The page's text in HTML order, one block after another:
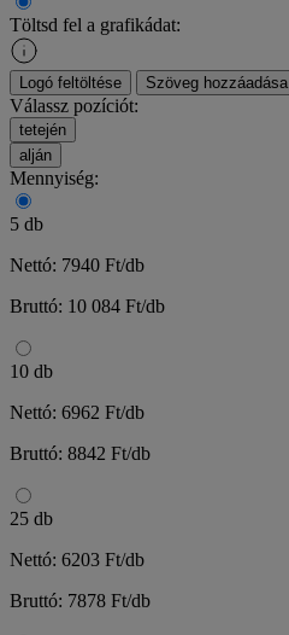
Töltsd fel a grafikádat:
Logó feltöltése Szöveg hozzáadása
Válassz pozíciót:
tetején
alján
Mennyiség:
5 db
Nettó: 7940 Ft/db
Bruttó: 10 084 Ft/db
10 db
Nettó: 6962 Ft/db
Bruttó: 8842 Ft/db
25 db
Nettó: 6203 Ft/db
Bruttó: 7878 Ft/db